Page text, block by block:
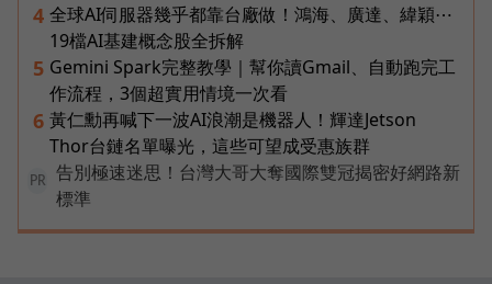
4 全球AI伺服器幾乎都靠台廠做！鴻海、廣達、緯穎⋯
19檔AI基建概念股全拆解
5 Gemini Spark完整教學｜幫你讀Gmail、自動跑完工
作流程，3個超實用情境一次看
6 黃仁勳再喊下一波AI浪潮是機器人！輝達Jetson
Thor台鏈名單曝光，這些可望成受惠族群
PR
告別極速迷思！台灣大哥大奪國際雙冠揭密好網路新
標準